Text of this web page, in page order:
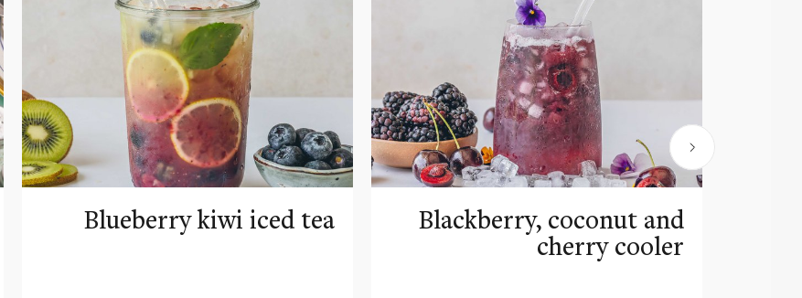
Blueberry kiwi iced tea Blackberry, coconut and
cherry cooler